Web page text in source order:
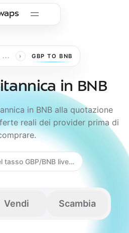
... › GBP TO BNB
in BNB
in BNB alla quotazione
reali dei provider prima di
tasso GBP/BNB live…
Vendi Scambia